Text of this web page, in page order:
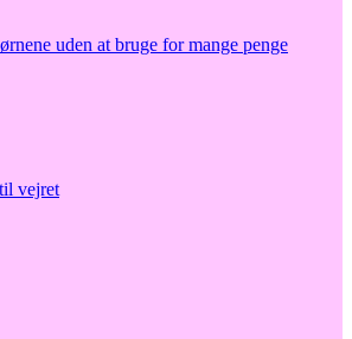
uden at bruge for mange penge
vejret